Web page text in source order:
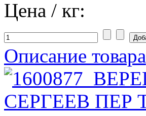
Цена / кг:
Описание товара